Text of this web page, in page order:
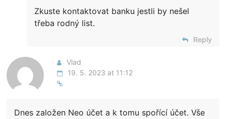
Zkuste kontaktovat banku jestli by nešel
třeba rodný list.
Reply
Vlad
19. 5. 2023 at 11:12
Dnes založen Neo účet a k tomu spořící účet. Vše